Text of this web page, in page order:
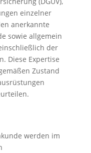
einzelner
anerkannte
sowie allgemein
der
Diese Expertise
Zustand
werden im